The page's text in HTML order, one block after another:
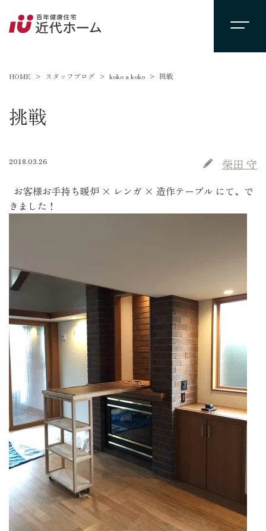
HOME スタッフブログ koko a koko 挑戦
挑戦
2018.03.26 柴田 守
お客様お手持ち暖炉 × レンガ × 造作テーブル にて、で
きました！